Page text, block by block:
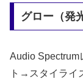
グロー（発
Audio Spectrum
ト→スタイライ